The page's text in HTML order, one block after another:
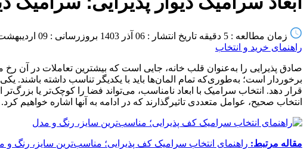
زمان مطالعه : 5 دقیقه تاریخ انتشار : 06 آذر 1403
بروزرسانی : 09 اردیبهشت 1404
راهنمای خرید و انتخاب
صادق پذیرایی را به‌عنوان قلب خانه، جایی است که بیشترین تعاملات در آن
برخوردار است؛ به‌طوری‌که تمام المان‌ها باید با یکدیگر تناسب داشته باشند. یکی
قرار دهد. انتخاب سرامیک با ابعاد نامناسب، می‌تواند فضا را کوچک‌تر یا
انتخاب صحیح، عوامل متعددی تاثیرگذارند که در ادامه به آنها اشاره خواهیم کرد.
مقاله مرتبط: راهنمای انتخاب سرامیک کف پذیرایی؛ مناسب‌ترین سایز، رنگ و